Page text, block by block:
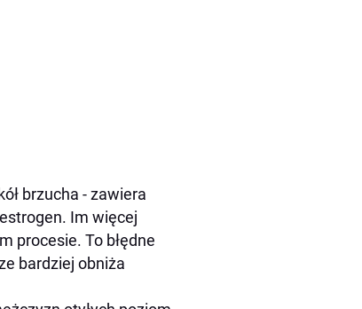
brzucha - zawiera
Im więcej
procesie. To błędne
bardziej obniża